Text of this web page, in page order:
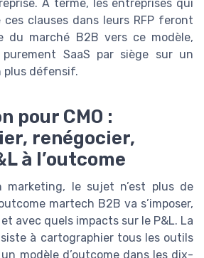
À terme, les entreprises qui
clauses dans leurs RFP feront
du marché B2B vers ce modèle,
SaaS par siège sur un
plus défensif.
pour CMO :
renégocier,
à l’outcome
marketing, le sujet n’est plus de
martech B2B va s’imposer,
avec quels impacts sur le P&L. La
à cartographier tous les outils
modèle d’outcome dans les dix-